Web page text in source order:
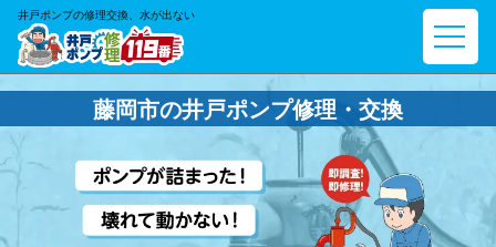
井戸ポンプの修理交換、水が出ない
藤岡市の井戸ポンプ修理・交換